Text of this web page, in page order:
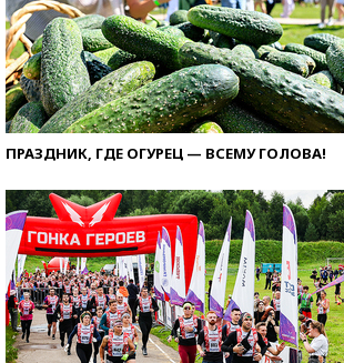
ПРАЗДНИК, ГДЕ ОГУРЕЦ — ВСЕМУ ГОЛОВА!